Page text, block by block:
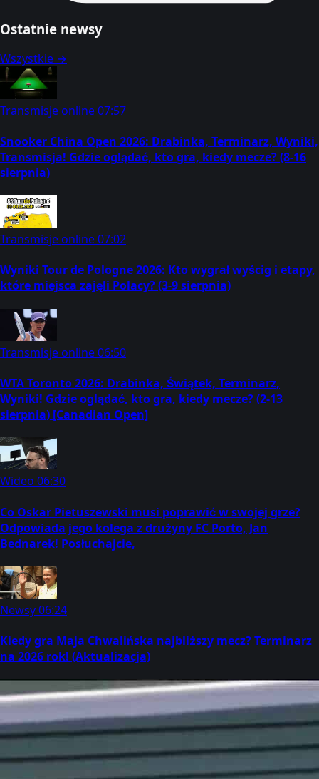
Ostatnie newsy
Wszystkie →
Transmisje online07:57
Snooker China Open 2026: Drabinka, Terminarz, Wyniki,
Transmisja! Gdzie oglądać, kto gra, kiedy mecze? (8-16
sierpnia)
Transmisje online07:02
Wyniki Tour de Pologne 2026: Kto wygrał wyścig i etapy,
które miejsca zajęli Polacy? (3-9 sierpnia)
Transmisje online06:50
WTA Toronto 2026: Drabinka, Świątek, Terminarz,
Wyniki! Gdzie oglądać, kto gra, kiedy mecze? (2-13
sierpnia) [Canadian Open]
Wideo 06:30
Co Oskar Pietuszewski musi poprawić w swojej grze?
Odpowiada jego kolega z drużyny FC Porto, Jan
Bednarek! Posłuchajcie,
Newsy06:24
Kiedy gra Maja Chwalińska najbliższy mecz? Terminarz
na 2026 rok! (Aktualizacja)